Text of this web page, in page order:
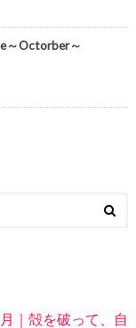
～Octorber～
｜殻を破って、自